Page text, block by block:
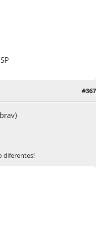
#367
diferentes!